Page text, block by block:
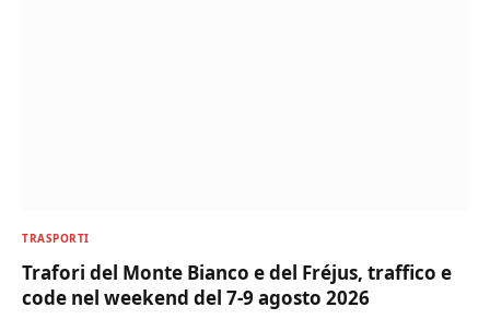
TRASPORTI
Trafori del Monte Bianco e del Fréjus, traffico e
code nel weekend del 7-9 agosto 2026